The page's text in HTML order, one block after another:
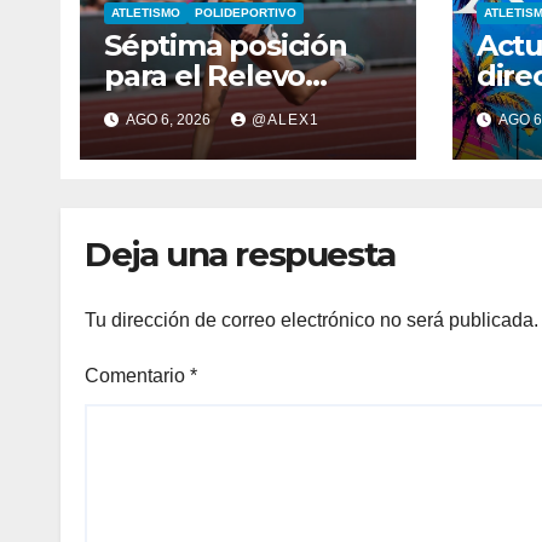
ATLETISMO POLIDEPORTIVO
Séptima posición
para el Relevo
4×400 Mixto, con la
algecireña Ana Alba
Ruiz De Diego, en el
AGO 6, 2026 @ALEX1
X
AGO
Deja una respuesta
Tu dirección de correo electrónico no será publicada.
Comentario *